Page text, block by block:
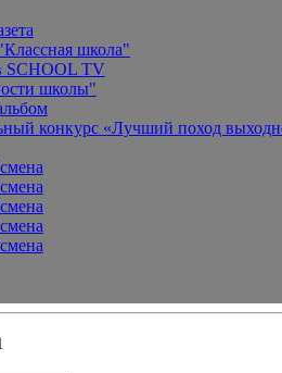
школа"
SCHOOL TV
школы"
конкурс «Лучший поход